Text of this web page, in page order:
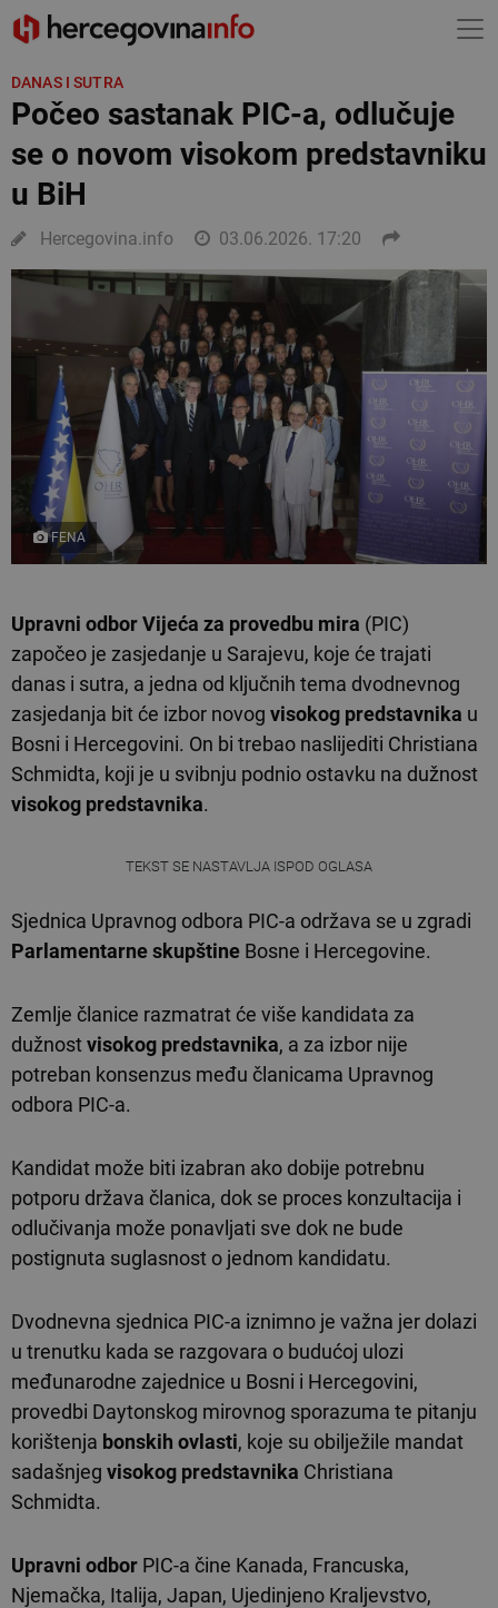
DANAS I SUTRA
Počeo sastanak PIC-a, odlučuje
se o novom visokom predstavniku
u BiH
Hercegovina.info 03.06.2026. 17:20
FENA
Upravni odborVijeća za provedbu mira (PIC)
započeo je zasjedanje u Sarajevu, koje će trajati
danas i sutra, a jedna od ključnih tema dvodnevnog
zasjedanja bit će izbor novog visokog predstavnika u
Bosni i Hercegovini. On bi trebao naslijediti Christiana
Schmidta, koji je u svibnju podnio ostavku na dužnost
visokog predstavnika.
TEKST SE NASTAVLJA ISPOD OGLASA
Sjednica Upravnog odbora PIC-a održava se u zgradi
Parlamentarne skupštine Bosne i Hercegovine.
Zemlje članice razmatrat će više kandidata za
dužnostvisokog predstavnika, a za izbor nije
potreban konsenzus među članicama Upravnog
odbora PIC-a.
Kandidat može biti izabran ako dobije potrebnu
potporu država članica, dok se proces konzultacija i
odlučivanja može ponavljati sve dok ne bude
postignuta suglasnost o jednom kandidatu.
Dvodnevna sjednica PIC-a iznimno je važna jer dolazi
u trenutku kada se razgovara o budućoj ulozi
međunarodne zajednice u Bosni i Hercegovini,
provedbi Daytonskog mirovnog sporazuma te pitanju
korištenja bonskih ovlasti, koje su obilježile mandat
sadašnjeg visokog predstavnika Christiana
Schmidta.
Upravni odbor PIC-a čine Kanada, Francuska,
Njemačka, Italija, Japan, Ujedinjeno Kraljevstvo,